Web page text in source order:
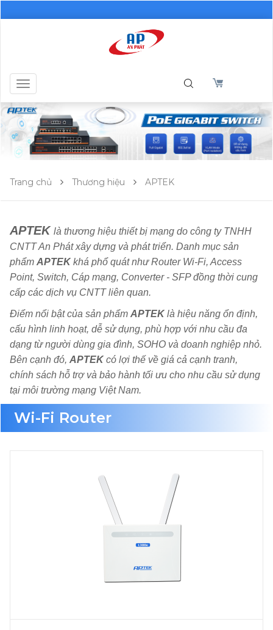
Toggle
navigation
Trang chủ Thương hiệu APTEK
APTEK là thương hiệu thiết bị mạng do công ty TNHH
CNTT An Phát xây dựng và phát triển. Danh mục sản
phẩm APTEK khá phổ quát như Router Wi-Fi, Access
Point, Switch, Cáp mạng, Converter - SFP đồng thời cung
cấp các dịch vụ CNTT liên quan.
Điểm nổi bật của sản phẩm APTEK là hiệu năng ổn định,
cấu hình linh hoạt, dễ sử dụng, phù hợp với nhu cầu đa
dạng từ người dùng gia đình, SOHO và doanh nghiệp nhỏ.
Bên cạnh đó, APTEK có lợi thế về giá cả cạnh tranh,
chính sách hỗ trợ và bảo hành tối ưu cho nhu cầu sử dụng
tại môi trường mạng Việt Nam.
Wi-Fi Router